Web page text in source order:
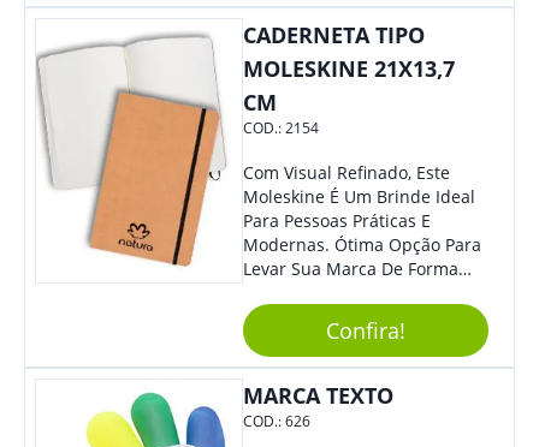
CADERNETA TIPO
MOLESKINE 21X13,7
CM
COD.:2154
Com Visual Refinado, Este
Moleskine É Um Brinde Ideal
Para Pessoas Práticas E
Modernas. Ótima Opção Para
Levar Sua Marca De Forma
Sua Empresa Em Eventos,
Reuniões Corporativas Ou Até
Mesmo Para Presentear
Colaboradores E Parceiros De
Sua Empresa.
Confira!
MARCA TEXTO
COD.:626